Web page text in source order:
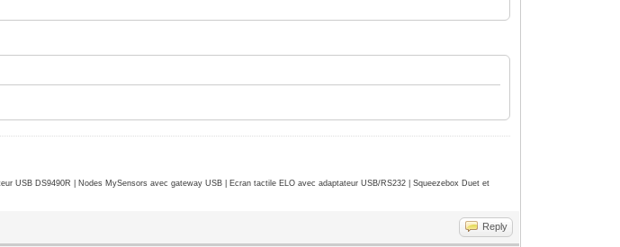
USB DS9490R | Nodes MySensors avec gateway USB | Ecran tactile ELO avec adaptateur USB/RS232 | Squeezebox Duet et
Reply